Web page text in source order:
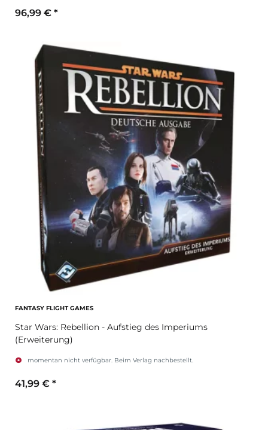
96,99 € *
FANTASY FLIGHT GAMES
Star Wars: Rebellion - Aufstieg des Imperiums
(Erweiterung)
momentan nicht verfügbar. Beim Verlag nachbestellt.
41,99 € *